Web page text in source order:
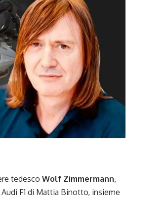
tedesco Wolf Zimmermann,
F1 di Mattia Binotto, insieme